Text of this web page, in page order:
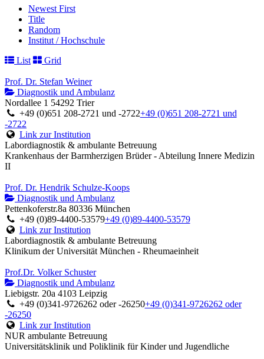
Newest First
Title
Random
Institut / Hochschule
List
Grid
Prof. Dr. Stefan Weiner
Diagnostik und Ambulanz
Nordallee 1 54292 Trier
+49 (0)651 208-2721 und -2722+49 (0)651 208-2721 und
-2722
Link zur Institution
Labordiagnostik & ambulante Betreuung
Krankenhaus der Barmherzigen Brüder - Abteilung Innere Medizin
II
Prof. Dr. Hendrik Schulze-Koops
Diagnostik und Ambulanz
Pettenkoferstr.8a 80336 München
+49 (0)89-4400-53579+49 (0)89-4400-53579
Link zur Institution
Labordiagnostik & ambulante Betreuung
Klinikum der Universität München - Rheumaeinheit
Prof.Dr. Volker Schuster
Diagnostik und Ambulanz
Liebigstr. 20a 4103 Leipzig
+49 (0)341-9726262 oder -26250+49 (0)341-9726262 oder
-26250
Link zur Institution
NUR ambulante Betreuung
Universitätsklinik und Poliklinik für Kinder und Jugendliche